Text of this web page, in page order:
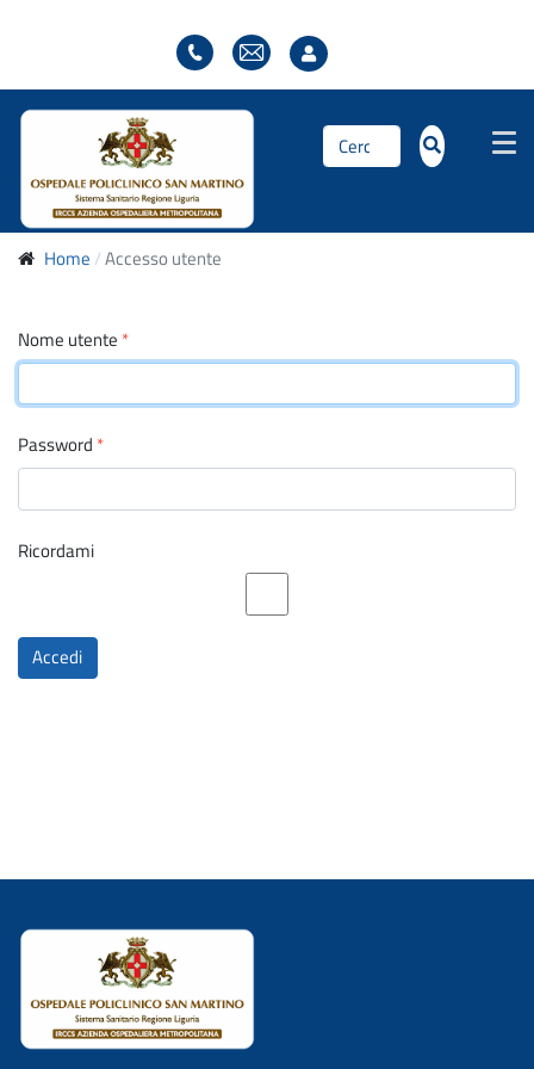
Cerca...
Home Accesso utente
Nome utente *
Password *
Ricordami
Accedi